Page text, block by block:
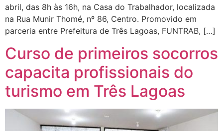
abril, das 8h às 16h, na Casa do Trabalhador, localizada
na Rua Munir Thomé, nº 86, Centro. Promovido em
parceria entre Prefeitura de Três Lagoas, FUNTRAB, […]
Curso de primeiros socorros
capacita profissionais do
turismo em Três Lagoas